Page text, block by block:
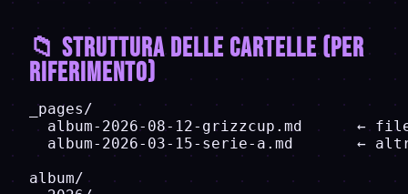
📁 Struttura delle cartelle (per
riferimento)
_pages/
album-2026-08-12-grizzcup.md      ←
album-2026-03-15-serie-a.md       ←
album/